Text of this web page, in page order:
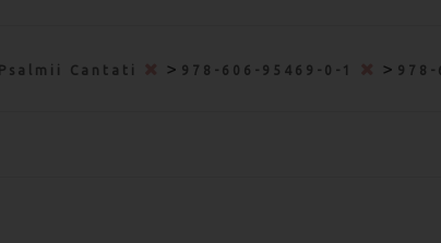
Psalmii Cantati > 978-606-95469-0-1 >